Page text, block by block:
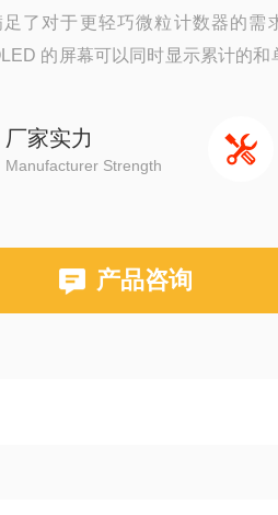
了对于更轻巧微粒计数器的需
的屏幕可以同时显示累计的
厂家实力
Manufacturer Strength
产品咨询